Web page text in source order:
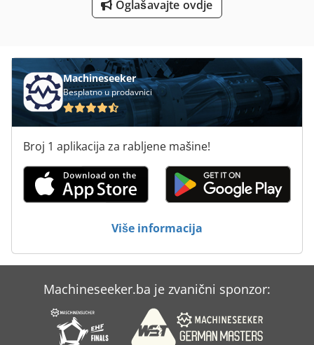
Oglašavajte ovdje
Machineseeker
Besplatno u prodavnici
Broj 1 aplikacija za rabljene mašine!
Više informacija
Machineseeker.ba je zvanični sponzor: